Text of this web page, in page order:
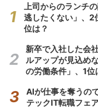
上司からのランチ
逃したくない」、2
位は？
新卒で入社した会
ルアップが見込め
の労働条件」、1位
AIが仕事を奪うの
テックIT転職フェ